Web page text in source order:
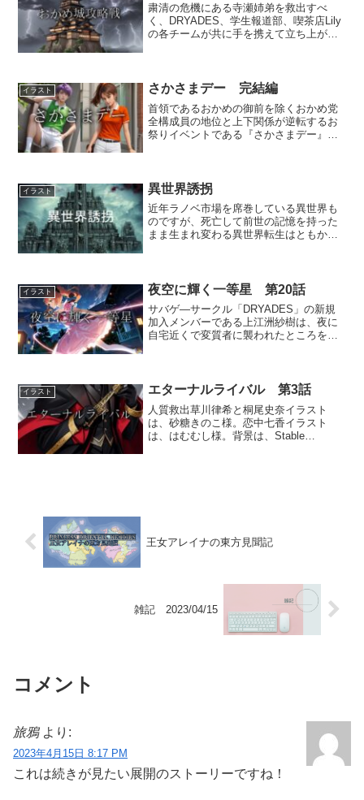
粛清の危機にある寺瀬姉弟を救出すべ
く、DRYADES、学生報道部、喫茶店Lily
の各チームが共に手を携えて立ち上がっ
イラスト さかさまデー 完結編
首領であるおかめの御前を除くおかめ党
全構成員の地位と上下関係が逆転するお
祭りイベントである『さかさまデー』。
おかめ党怪人ダークイーグ...
イラスト 異世界誘拐
近年ラノベ市場を席巻している異世界も
のですが、死亡して前世の記憶を持った
まま生まれ変わる異世界転生はともか
を得ました。
イラスト 夜空に輝く一等星 第20話
サバゲ―サークル「DRYADES」の新規
加入メンバーである上江洲紗樹は、夜に
自宅近くで変質者に襲われたところを星
禁事件が発生。アスカ...
イラスト エターナルライバル 第3話
人質救出草川律希と桐尾史奈イラスト
は、砂糖きのこ様。恋中七香イラスト
は、はむむし様。背景は、Stable
王女アレイナの東方見聞記
雑記 2023/04/15
コメント
旅鴉 より:
2023年4月15日 8:17 PM
これは続きが見たい展開のストーリーですね！